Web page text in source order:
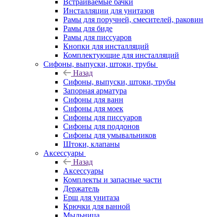
Встраиваемые бачки
Инсталляции для унитазов
Рамы для поручней, смесителей, раковин
Рамы для биде
Рамы для писсуаров
Кнопки для инсталляций
Комплектующие для инсталляций
Сифоны, выпуски, штоки, трубы
Назад
Сифоны, выпуски, штоки, трубы
Запорная арматура
Сифоны для ванн
Сифоны для моек
Сифоны для писсуаров
Сифоны для поддонов
Сифоны для умывальников
Штоки, клапаны
Аксессуары
Назад
Аксессуары
Комплекты и запасные части
Держатель
Ерш для унитаза
Крючки для ванной
Мыльница